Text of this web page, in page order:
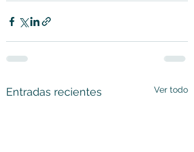
Entradas recientes Ver todo